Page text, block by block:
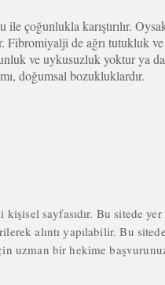
ile çoğunlukla karıştırılır.
Fibromiyalji de ağrı tutukluk
ve uykusuzluk yoktur ya
doğumsal bozukluklardır.
sayfasıdır. Bu sitede
alıntı yapılabilir. Bu
uzman bir hekime